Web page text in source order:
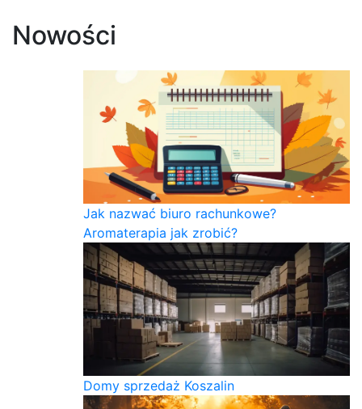
Nowości
Jak nazwać biuro rachunkowe?
Aromaterapia jak zrobić?
Domy sprzedaż Koszalin